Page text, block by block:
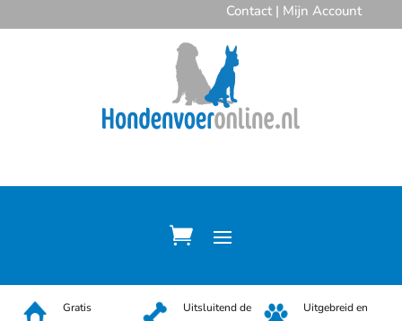
Contact| Mijn Account
Gratis
Uitsluitend de
Uitgebreid en